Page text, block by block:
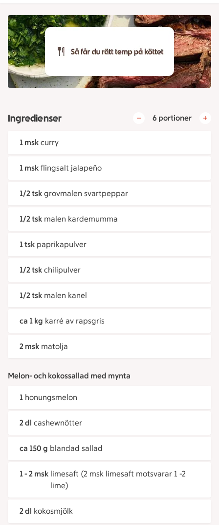
Ingredienser 6 portioner
1 msk curry
1 msk flingsalt jalapeño
1/2 tsk grovmalen svartpeppar
1/2 tsk malen kardemumma
1 tsk paprikapulver
1/2 tsk chilipulver
1/2 tsk malen kanel
ca 1 kg karré av rapsgris
2 msk matolja
Melon- och kokossallad med mynta
1 honungsmelon
2 dl cashewnötter
ca 150 g blandad sallad
1 - 2 msk limesaft (2 msk limesaft motsvarar 1 -2
lime)
2 dl kokosmjölk